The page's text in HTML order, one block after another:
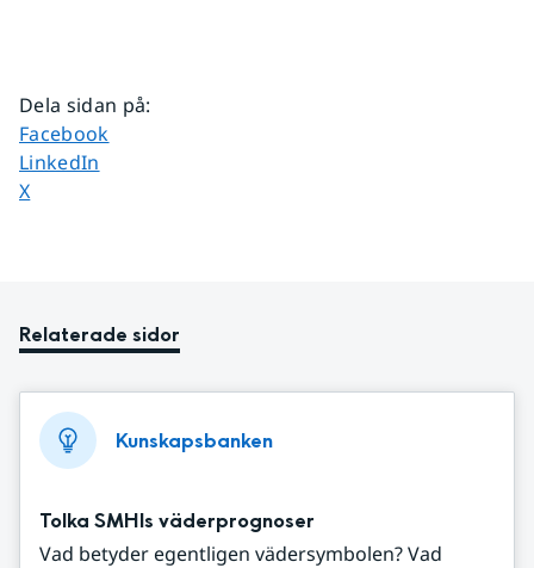
Dela sidan på:
Dela sidan på
Facebook
Dela sidan på
LinkedIn
Dela sidan på
X
Relaterade sidor
Kunskapsbanken
Tolka SMHIs väderprognoser
Vad betyder egentligen vädersymbolen? Vad